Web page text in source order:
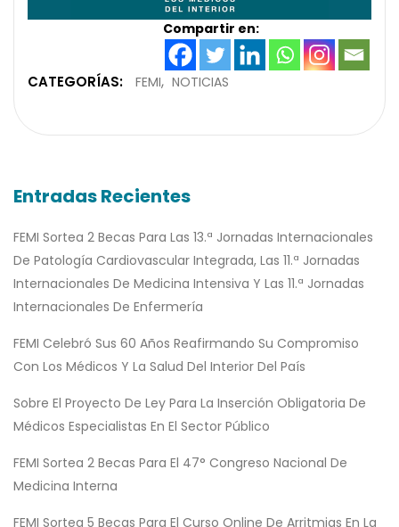
Compartir en:
CATEGORÍAS: FEMI NOTICIAS
Entradas Recientes
FEMI Sortea 2 Becas Para Las 13.ª Jornadas Internacionales
De Patología Cardiovascular Integrada, Las 11.ª Jornadas
Internacionales De Medicina Intensiva Y Las 11.ª Jornadas
Internacionales De Enfermería
FEMI Celebró Sus 60 Años Reafirmando Su Compromiso
Con Los Médicos Y La Salud Del Interior Del País
Sobre El Proyecto De Ley Para La Inserción Obligatoria De
Médicos Especialistas En El Sector Público
FEMI Sortea 2 Becas Para El 47° Congreso Nacional De
Medicina Interna
FEMI Sortea 5 Becas Para El Curso Online De Arritmias En La